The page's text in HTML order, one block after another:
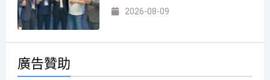
2026-08-09
廣告贊助